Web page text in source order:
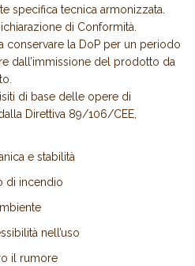
specifica tecnica armonizzata.
di Conformità.
conservare la DoP per un periodo
dall’immissione del prodotto da
di base delle opere di
Direttiva 89/106/CEE,
e stabilità
incendio
nell’uso
rumore